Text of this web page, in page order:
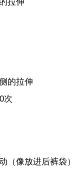
的拉伸
次
（像放进后裤袋）